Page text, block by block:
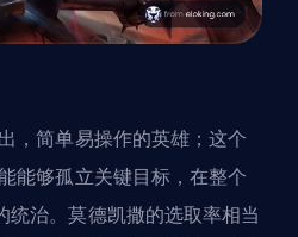
，简单易操作的英雄；这个
能够孤立关键目标，在整个
统治。莫德凯撒的选取率相当